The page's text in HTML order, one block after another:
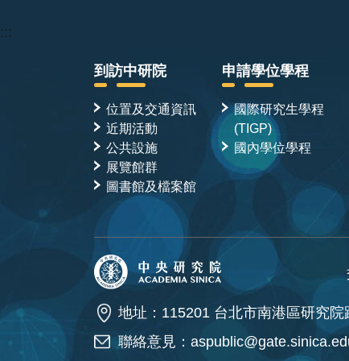
:::
到訪中研院
位置及交通資訊
近期活動
公共設施
展覽館群
圖書館及檔案館
申請學位學程
國際研究生學程
(TIGP)
國內學位學程
地址：115201 台北市南港區研究院
聯絡意見：